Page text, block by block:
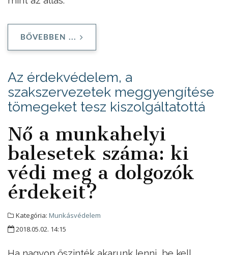
BŐVEBBEN ...
Az érdekvédelem, a
szakszervezetek meggyengítése
tömegeket tesz kiszolgáltatottá
Nő a munkahelyi
balesetek száma: ki
védi meg a dolgozók
érdekeit?
Kategória: Munkásvédelem
2018.05.02. 14:15